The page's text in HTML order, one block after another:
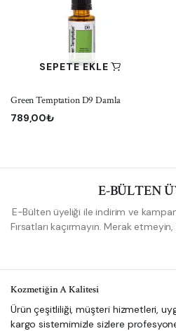
SEPETE EKLE
Green Temptation D9 Damla
789,00₺
E-BÜLTEN
E-Bülten üyeliği ile indirim ve
Fırsatları kaçırmayın. Merak
Kozmetiğin A Kalitesi
Ürün çeşitliliği, müşteri hizmetleri,
kargo sistemimizle sizlere